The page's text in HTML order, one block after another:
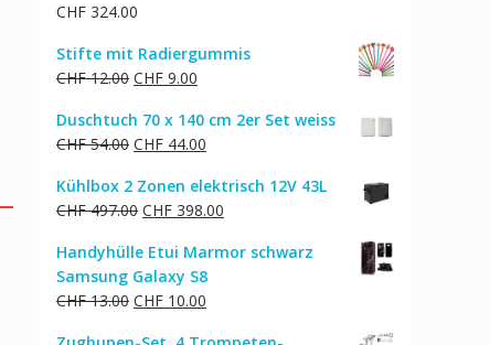
CHF 324.00
Stifte mit Radiergummis
CHF12.00 Ursprünglicher
war:
CHF 12.00
CHF 9.00
ist:
CHF 9.00.
Duschtuch 70 x 140 cm 2er Set weiss
CHF54.00 Ursprünglicher
war:
CHF 54.00
CHF 44.00
ist:
CHF 44.00.
Kühlbox 2 Zonen elektrisch 12V 43L
CHF497.00 Ursprünglicher
war:
CHF 497.00
CHF 398.00
ist:
Handyhülle Etui Marmor schwarz
Samsung Galaxy S8
CHF13.00 Ursprünglicher
CHF 10.00